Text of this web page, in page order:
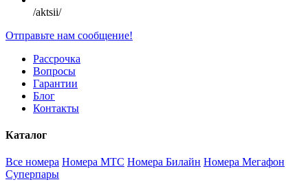
/aktsii/
Отправьте нам сообщение!
Рассрочка
Вопросы
Гарантии
Блог
Контакты
Каталог
Все номера Номера МТС Номера Билайн Номера Мегафон
Суперпары